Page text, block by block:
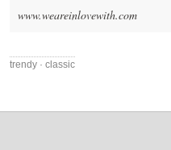
www.weareinlovewith.com
trendy · classic